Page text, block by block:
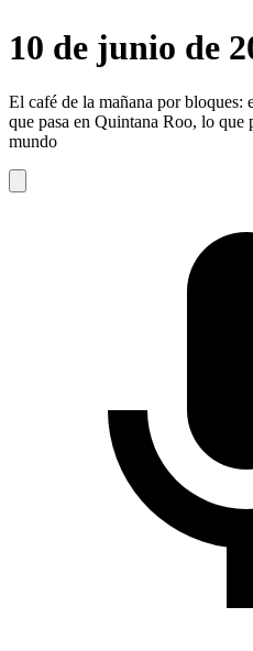
10 de junio de
El café de la mañana por
que pasa en Quintana Roo, lo que
mundo